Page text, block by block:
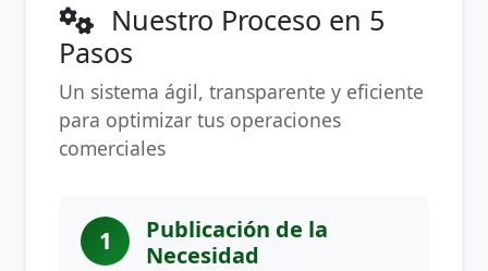
Nuestro Proceso en 5
Pasos
Un sistema ágil, transparente y eficiente
para optimizar tus operaciones
comerciales
1
Publicación de la
Necesidad